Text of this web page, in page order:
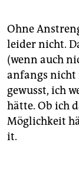
Ohne
leider nicht.
(wenn auch
anfangs nicht
gewusst, ich
hätte. Ob ich
Möglichkeit
it.